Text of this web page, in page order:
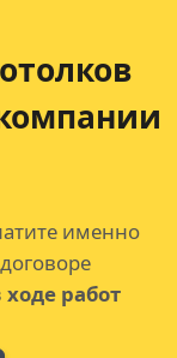
именно
работ